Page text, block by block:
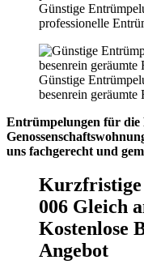
Günstige
professionelle
Günstige
besenrein geräumte
Entrümpelungen für die
uns fachgerecht und
Kurzfristige
006 Gleich
Kostenlose
Angebot